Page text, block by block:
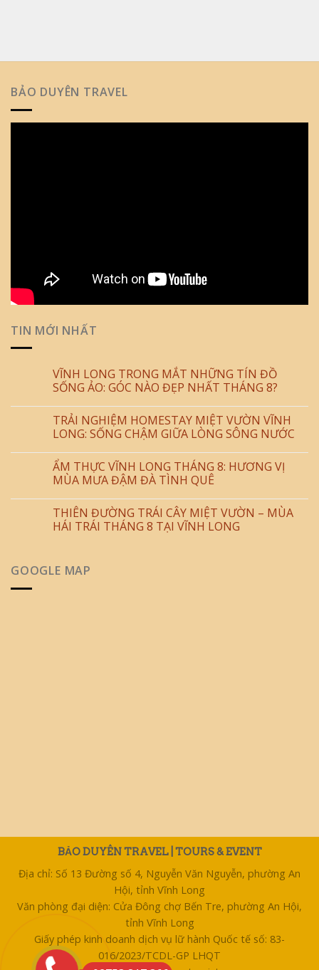
BẢO DUYÊN TRAVEL
TIN MỚI NHẤT
VĨNH LONG TRONG MẮT NHỮNG TÍN ĐỒ
SỐNG ẢO: GÓC NÀO ĐẸP NHẤT THÁNG 8?
TRẢI NGHIỆM HOMESTAY MIỆT VƯỜN VĨNH
LONG: SỐNG CHẬM GIỮA LÒNG SÔNG NƯỚC
ẨM THỰC VĨNH LONG THÁNG 8: HƯƠNG VỊ
MÙA MƯA ĐẬM ĐÀ TÌNH QUÊ
THIÊN ĐƯỜNG TRÁI CÂY MIỆT VƯỜN – MÙA
HÁI TRÁI THÁNG 8 TẠI VĨNH LONG
GOOGLE MAP
BẢO DUYÊN TRAVEL | TOURS & EVENT
Địa chỉ: Số 13 Đường số 4, Nguyễn Văn Nguyễn, phường An
Hội, tỉnh Vĩnh Long
Văn phòng đại diện: Cửa Đông chợ Bến Tre, phường An Hội,
tỉnh Vĩnh Long
Giấy phép kinh doanh dịch vụ lữ hành Quốc tế số: 83-
016/2023/TCDL-GP LHQT